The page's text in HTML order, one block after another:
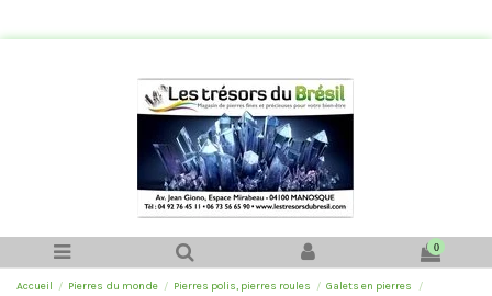
0
Accueil Pierres du monde Pierres polis, pierres roules
Galets en pierres